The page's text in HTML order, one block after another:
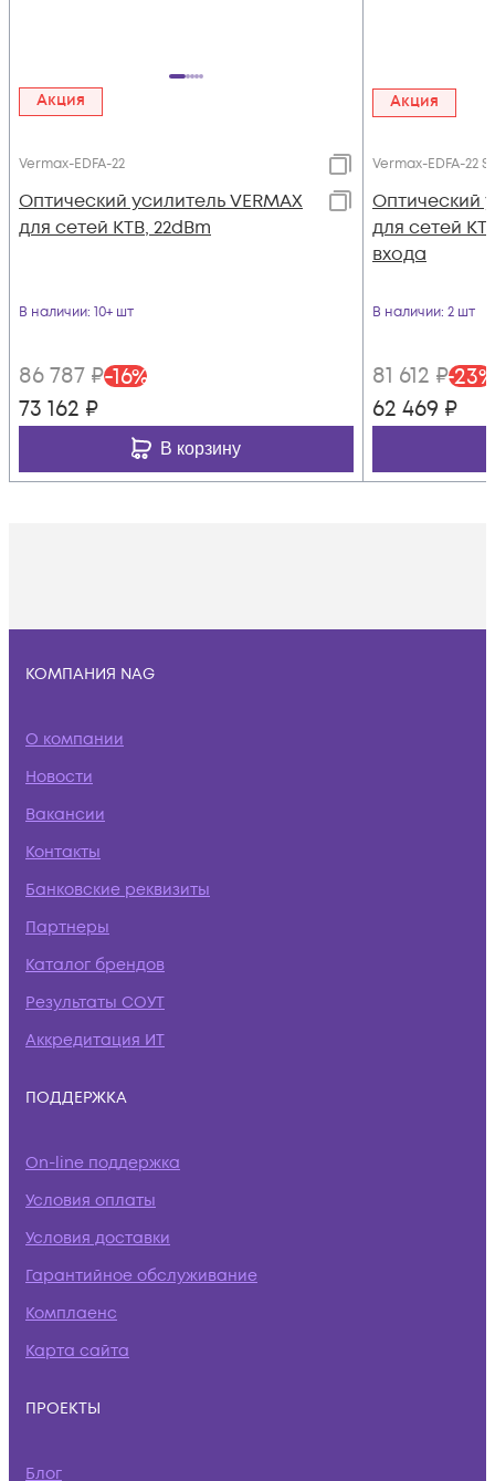
Акция
Vermax-EDFA-22
Оптический усилитель VERMAX
для сетей КТВ, 22dBm
В наличии: 10+ шт
86 787 ₽-16%
73 162 ₽
В корзину
Акция
Vermax-EDFA-22 S
Оптический
для сетей
входа
В наличии: 2 шт
81 612 ₽-23%
62 469 ₽
КОМПАНИЯ NAG
О компании
Новости
Вакансии
Контакты
Банковские реквизиты
Партнеры
Каталог брендов
Результаты СОУТ
Аккредитация ИТ
ПОДДЕРЖКА
On-line поддержка
Условия оплаты
Условия доставки
Гарантийное обслуживание
Комплаенс
Карта сайта
ПРОЕКТЫ
Блог